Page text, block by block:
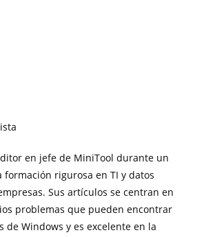
en jefe de MiniTool durante un
formación rigurosa en TI y datos
Sus artículos se centran en
problemas que pueden encontrar
de Windows y es excelente en la